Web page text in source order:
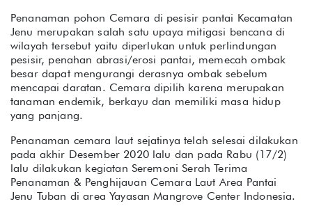
Penanaman pohon Cemara di pesisir pantai Kecamatan
Jenu merupakan salah satu upaya mitigasi bencana di
wilayah tersebut yaitu diperlukan untuk perlindungan
pesisir, penahan abrasi/erosi pantai, memecah ombak
besar dapat mengurangi derasnya ombak sebelum
mencapai daratan. Cemara dipilih karena merupakan
tanaman endemik, berkayu dan memiliki masa hidup
yang panjang.
Penanaman cemara laut sejatinya telah selesai dilakukan
pada akhir Desember 2020 lalu dan pada Rabu (17/2)
lalu dilakukan kegiatan Seremoni Serah Terima
Penanaman & Penghijauan Cemara Laut Area Pantai
Jenu Tuban di area Yayasan Mangrove Center Indonesia.